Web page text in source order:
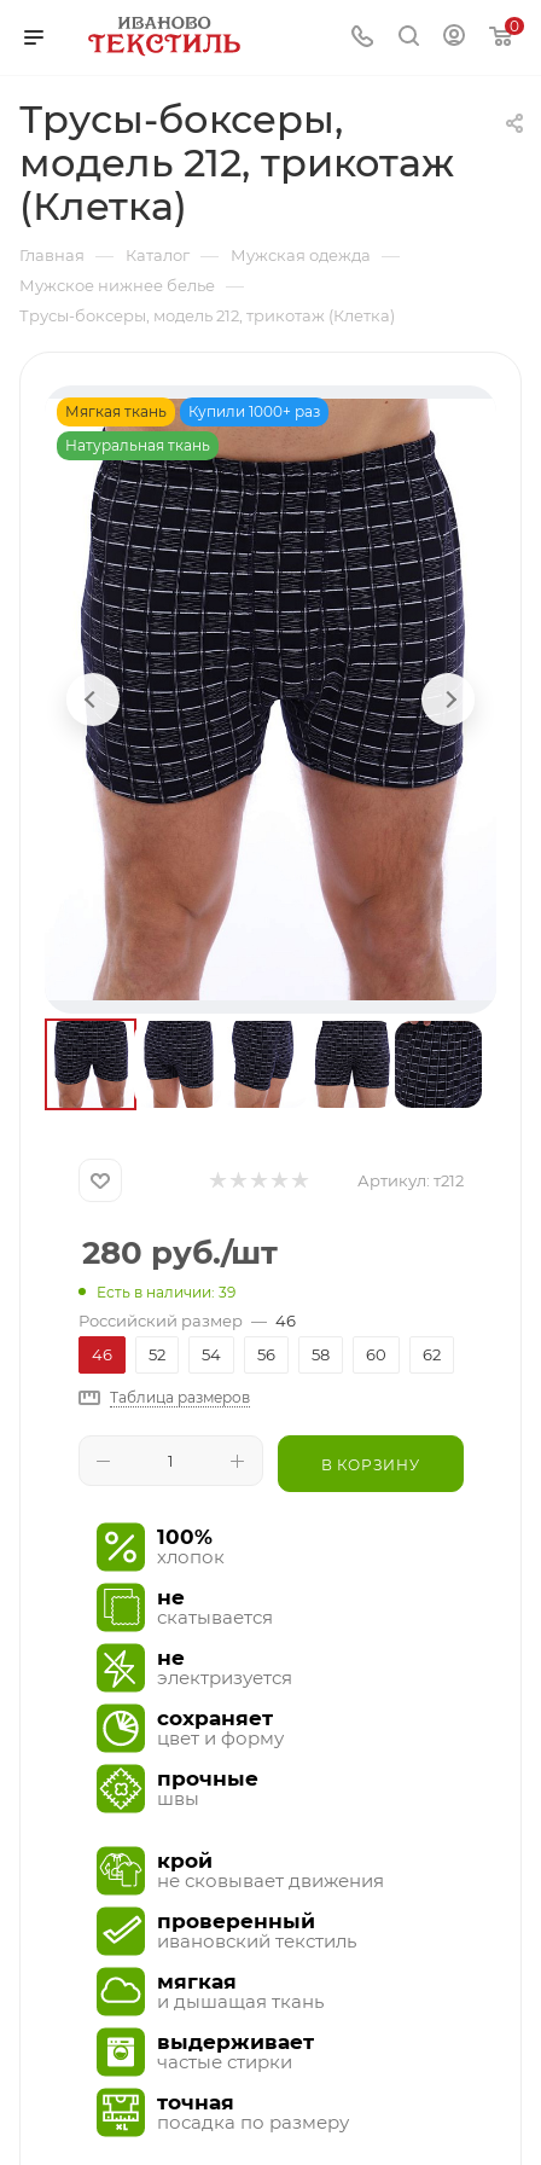
0
Трусы-боксеры,
модель 212, трикотаж
(Клетка)
Главная — Каталог — Мужская одежда —
Мужское нижнее белье —
Трусы-боксеры, модель 212, трикотаж (Клетка)
Мягкая ткань
Купили 1000+ раз
Натуральная ткань
Артикул: т212
280 руб./шт
Есть в наличии: 39
Российский размер — 46
46
52 54 56 58 60 62
Таблица размеров
В КОРЗИНУ
100%
хлопок
не
скатывается
не
электризуется
сохраняет
цвет и форму
прочные
швы
крой
не сковывает движения
проверенный
ивановский текстиль
мягкая
и дышащая ткань
выдерживает
частые стирки
точная
посадка по размеру